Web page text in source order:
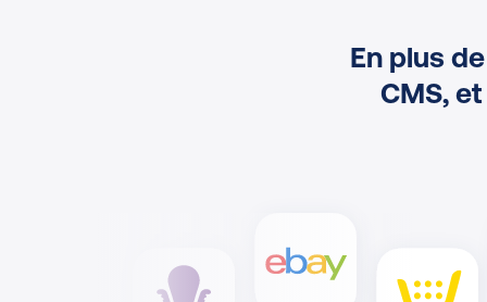
En plus
CMS,